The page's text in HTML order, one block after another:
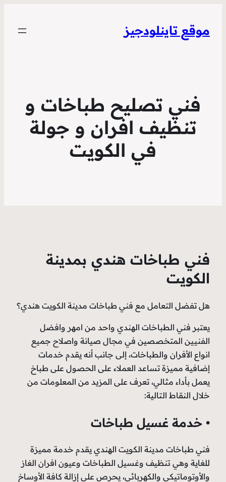
طباخات و
افران و جولة
الكويت
هندي بمدينة
مع فني طباخات مدينة الكويت هندي؟
الهندي واحد من امهر وافضل
في مجال صيانة واصلاح جميع
إلى جانب أنه يقدم خدمات
العملاء على الحصول على طباخ
تعرف على المزيد من المعلومات من
طباخات
الكويت الهندي يقدم خدمة مميزة
وغسيل الطباخات وعيون افران الغاز
يحرص على إزالة كافة الأوساخ